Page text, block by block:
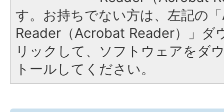
す。お持ちでない方は、左記の
Reader（Acrobat Reader）」ダ
リックして、ソフトウェアをダ
トールしてください。